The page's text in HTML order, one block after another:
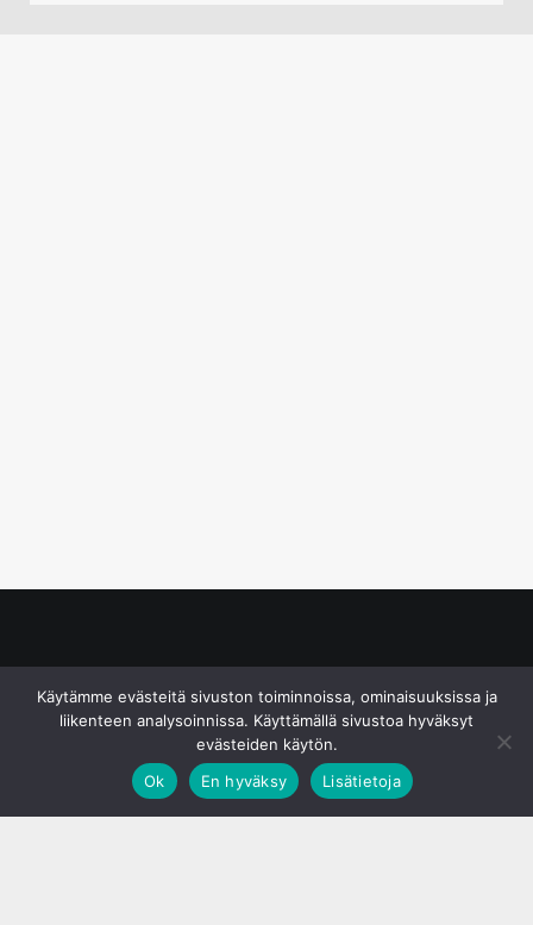
Käytämme evästeitä sivuston toiminnoissa, ominaisuuksissa ja
liikenteen analysoinnissa. Käyttämällä sivustoa hyväksyt
evästeiden käytön.
Ok
En hyväksy Lisätietoja